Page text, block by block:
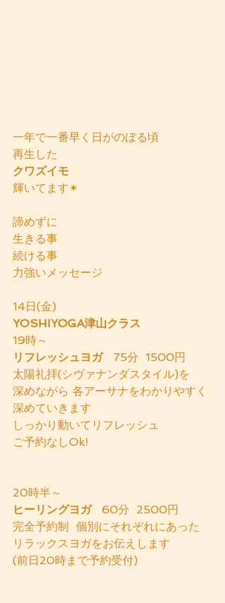
一年で一番早く日がのぼる頃
再生した
クワズイモ
輝いてます✴
諦めずに
生きる事
続ける事
力強いメッセージ
14日(金)
YOSHIYOGA津山クラス
19時～
リフレッシュヨガ 75分  1500円
太陽礼拝(シヴァナンダスタイル)を
深めながら 各アーサナをわかりやすく
深めていきます
しっかり動いてリフレッシュ
ご予約なしOk!
20時半～
ヒーリングヨガ 60分  2500円
完全予約制  個別にそれぞれにあった
リラックスヨガをお伝えします
(前日20時まで予約受付)